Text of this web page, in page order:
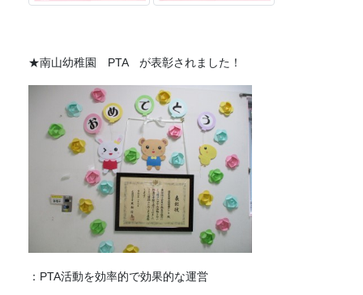
★南山幼稚園 PTA が表彰されました！
：PTA活動を効率的で効果的な運営